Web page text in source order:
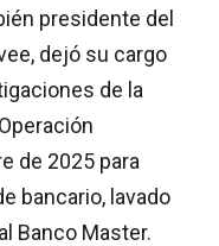
presidente del
dejó su cargo
de la
de 2025 para
bancario, lavado
Banco Master.